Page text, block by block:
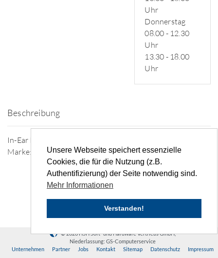
Unsere Webseite speichert essenzielle
Cookies, die für die Nutzung (z.B.
Authentifizierung) der Seite notwendig sind.
Mehr Informationen
Verstanden!
Uhr
Donnerstag
08.00 - 12.30
Uhr
13.30 - 18.00
Uhr
Beschreibung
In-Ear Kopfhörer mit Ladecase (Sonstige)
Marke: Sonstige
© 2026 HSH Soft- und Hardware Vertriebs GmbH,
Niederlassung: GS-Computerservice
Unternehmen
Partner Jobs Kontakt Sitemap Datenschutz Impressum